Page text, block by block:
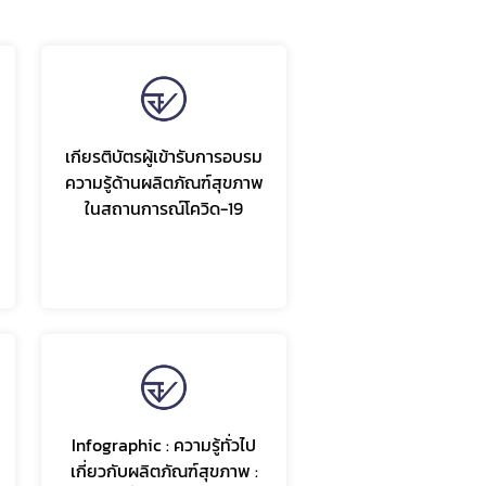
เกียรติบัตรผู้เข้ารับการอบรม
ความรู้ด้านผลิตภัณฑ์สุขภาพ
ในสถานการณ์โควิด-19
Infographic : ความรู้ทั่วไป
เกี่ยวกับผลิตภัณฑ์สุขภาพ :